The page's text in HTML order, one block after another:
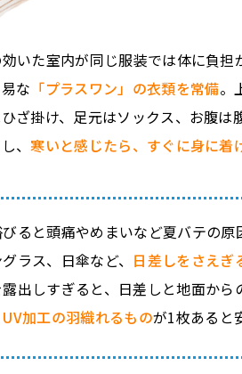
いた室内が同じ服装では体に負担
な 「プラスワン」の衣類を常備。
ざ掛け、足元はソックス、お腹
、寒いと感じたら、すぐに身に着
ると頭痛やめまいなど夏バテの原
ラス、日傘など、 日差しをさえぎ
出しすぎると、日差しと地面から
UV加工の羽織れるものが1枚あると